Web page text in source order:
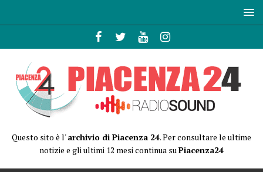
Questo sito è l'archivio di Piacenza 24. Per consultare le ultime
notizie e gli ultimi 12 mesi continua suPiacenza24